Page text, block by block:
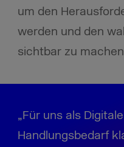
um den
werden und den
sichtbar zu
„Für uns als
Handlungsbedarf